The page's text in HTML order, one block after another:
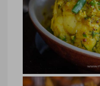
hôtel Belle
hôtel Belle
Marie-Ange